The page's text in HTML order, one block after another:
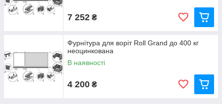
7 252 ₴
Фурнітура для воріт Roll Grand до 400 кг
неоцинкована
В наявності
4 200 ₴